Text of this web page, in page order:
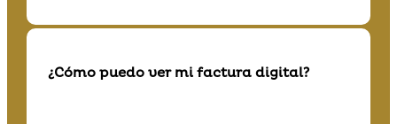
¿Cómo puedo ver mi factura digital?